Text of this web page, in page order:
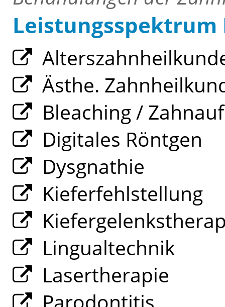
Leistungsspektrum
Ästhe.
Bleaching /
Digitales Röntgen
Dysgnathie
Kieferfehlstellung
Lingualtechnik
Lasertherapie